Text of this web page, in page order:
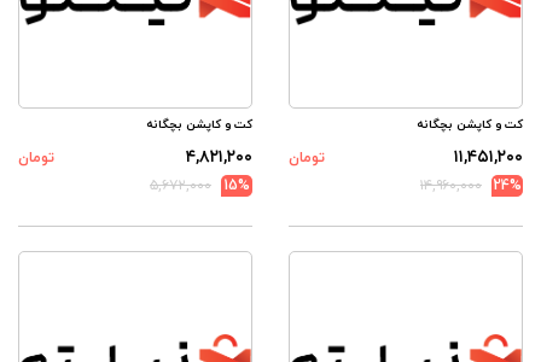
کت و کاپشن بچگانه
۱۱,۴۵۱,۲۰۰
تومان
24%
۱۴,۹۶۰,۰۰۰
کت و کاپشن بچگانه
۴,۸۲۱,۲۰۰
تومان
15%
۵,۶۷۲,۰۰۰